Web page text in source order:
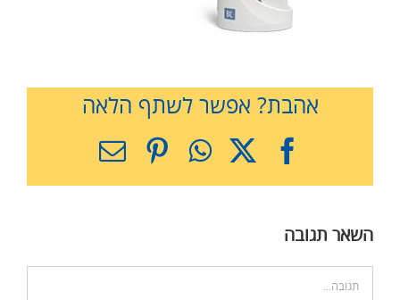
אהבת? אפשר לשתף הלאה
Facebook
X
WhatsApp
Pinterest
כתובת
השאר תגובה
הערה